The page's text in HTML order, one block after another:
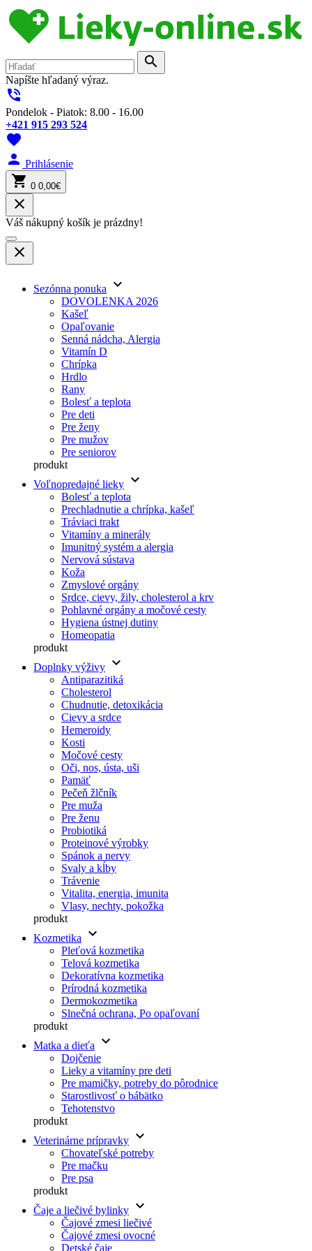
search
Napíšte hľadaný výraz.
phone_in_talk
Pondelok - Piatok: 8.00 - 16.00
+421 915 293 524
favorite
person Prihlásenie
shopping_cart 0 0,00€
close
Váš nákupný košík je prázdny!
close
Sezónna ponuka keyboard_arrow_down
DOVOLENKA 2026
Kašeľ
Opaľovanie
Senná nádcha, Alergia
Vitamín D
Chrípka
Hrdlo
Rany
Bolesť a teplota
Pre deti
Pre ženy
Pre mužov
Pre seniorov
produkt
Voľnopredajné lieky keyboard_arrow_down
Bolesť a teplota
Prechladnutie a chrípka, kašeľ
Tráviaci trakt
Vitamíny a minerály
Imunitný systém a alergia
Nervová sústava
Koža
Zmyslové orgány
Srdce, cievy, žily, cholesterol a krv
Pohlavné orgány a močové cesty
Hygiena ústnej dutiny
Homeopatia
produkt
Doplnky výživy keyboard_arrow_down
Antiparazitiká
Cholesterol
Chudnutie, detoxikácia
Cievy a srdce
Hemeroidy
Kosti
Močové cesty
Oči, nos, ústa, uši
Pamäť
Pečeň žlčník
Pre muža
Pre ženu
Probiotiká
Proteinové výrobky
Spánok a nervy
Svaly a kĺby
Trávenie
Vitalita, energia, imunita
Vlasy, nechty, pokožka
produkt
Kozmetika
keyboard_arrow_down
Pleťová kozmetika
Telová kozmetika
Dekoratívna kozmetika
Prírodná kozmetika
Dermokozmetika
Slnečná ochrana, Po opaľovaní
produkt
Matka a dieťa
keyboard_arrow_down
Dojčenie
Lieky a vitamíny pre deti
Pre mamičky, potreby do pôrodnice
Starostlivosť o bábätko
Tehotenstvo
produkt
Veterinárne prípravky keyboard_arrow_down
Chovateľské potreby
Pre mačku
Pre psa
produkt
Čaje a liečivé bylinky keyboard_arrow_down
Čajové zmesi liečivé
Čajové zmesi ovocné
Detské čaje